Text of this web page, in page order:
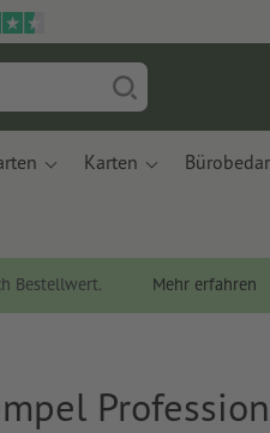
Karten
Bestellwert. Mehr erfahren